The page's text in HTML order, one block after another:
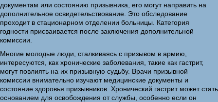
документам или состоянию призывника, его могут направить на
дополнительное освидетельствование. Это обследование
проходит в стационарном отделении больницы. Категория
годности присваивается после заключения дополнительной
комиссии.
Многие молодые люди, сталкиваясь с призывом в армию,
интересуются, как хронические заболевания, такие как гастрит,
могут повлиять на их призывную судьбу. Врачи призывной
комиссии внимательно изучают медицинские документы и
состояние здоровья призывников. Хронический гастрит может стать
основанием для освобождения от службы, особенно если он